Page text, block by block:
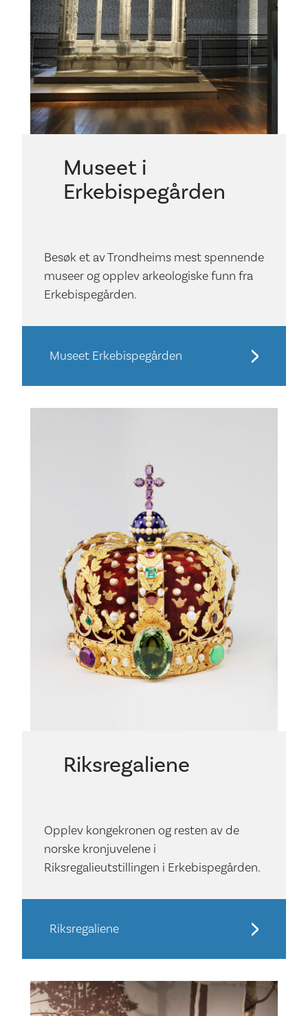
Museet i
Erkebispegården
Besøk et av Trondheims mest spennende
museer og opplev arkeologiske funn fra
Erkebispegården.
Museet Erkebispegården
Riksregaliene
Opplev kongekronen og resten av de
norske kronjuvelene i
Riksregalieutstillingen i Erkebispegården.
Riksregaliene